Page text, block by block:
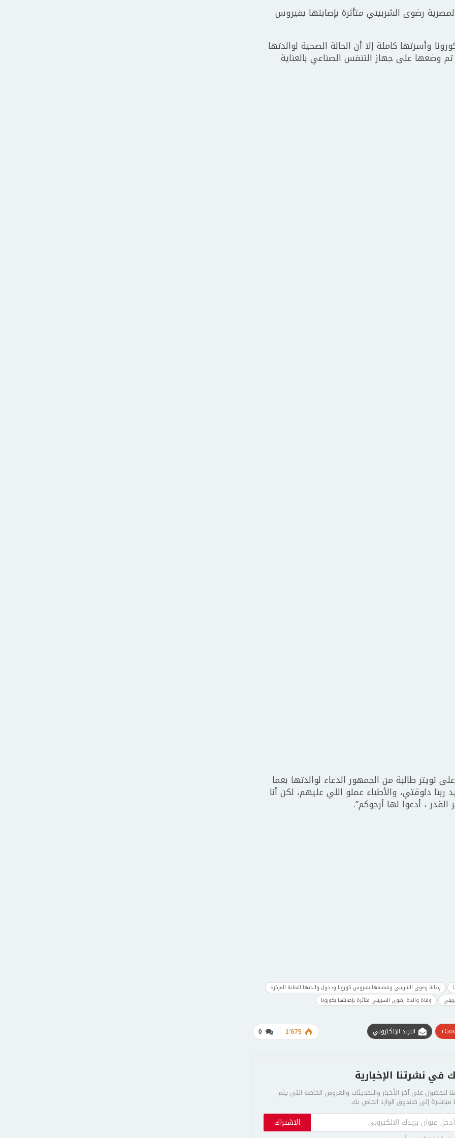
رضوى الشربيني متأثرة بإصابتها بفيروس
وأسرتها كاملة إلا أن الحالة الصحية لوالدتها
وضعها على جهاز التنفس الصناعي بالعناية
تويتر طالبة من الجمهور الدعاء لوالدتها بعما
دلوقتي، والأطباء عملو اللي عليهم، لكن أنا
، أدعوا لها أرجوكم”.
إصابة رضوى الشربيني وشقيقها بفيروس كورونا ودخول والدتها العناية المركزة
وفاة والدة رضوى الشربيني متأثرة بإصابتها بكورونا
0 1٬675 البريد الإلكتروني
في نشرتنا الإخبارية
للحصول على آخر الأخبار والتحديثات والعروض الخاصة التي يتم
إلى صندوق الوارد الخاص بك.
الاشتراك